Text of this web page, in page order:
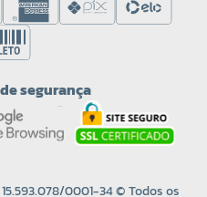
segurança
0001-34 © Todos os